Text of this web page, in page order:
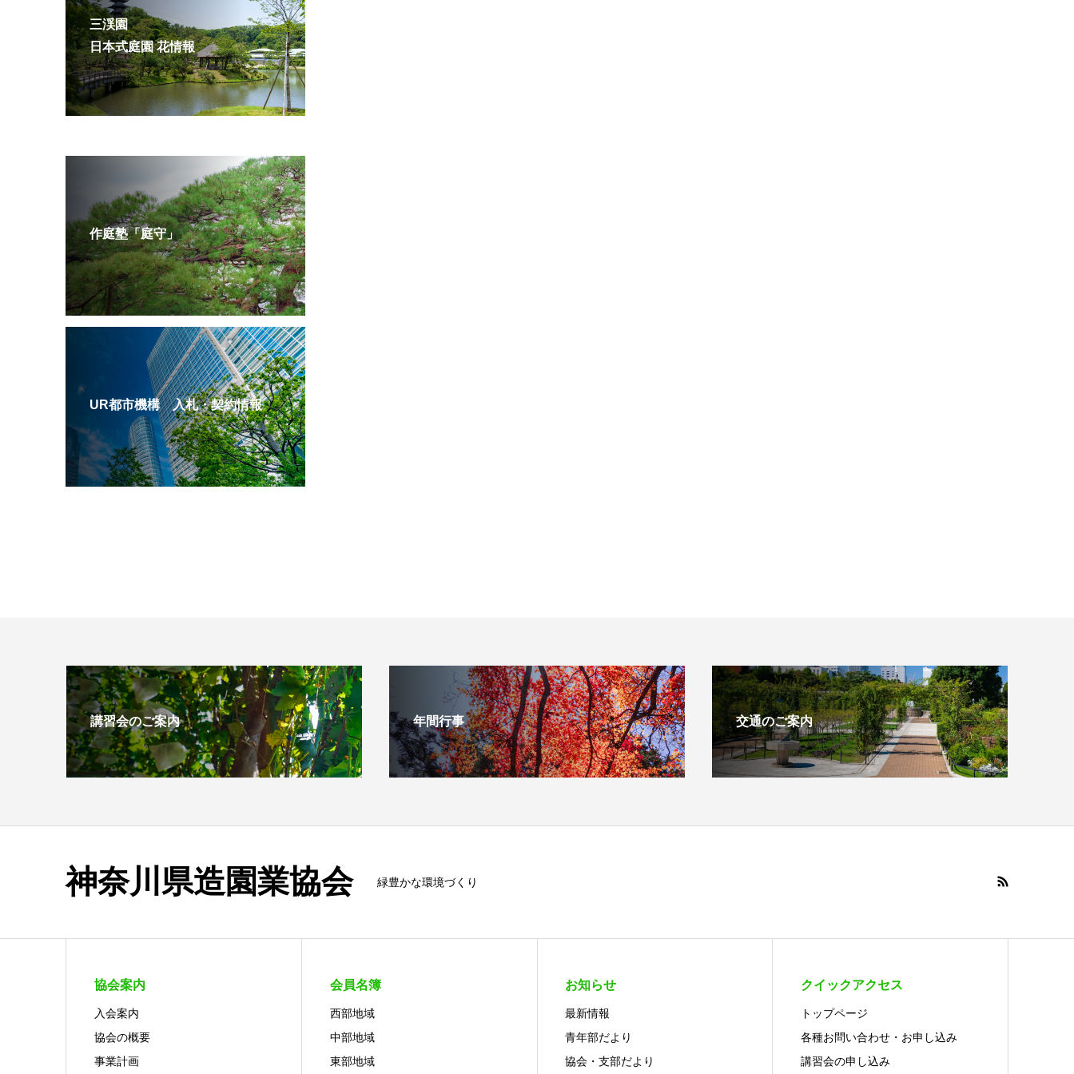
三渓園
日本式庭園 花情報
作庭塾「庭守」
UR都市機構 入札・契約情報
講習会のご案内 年間行事 交通のご案内
神奈川県造園業協会 緑豊かな環境づくり
協会案内
入会案内
協会の概要
事業計画
会員名簿
西部地域
中部地域
東部地域
お知らせ
最新情報
青年部だより
協会・支部だより
クイックアクセス
トップページ
各種お問い合わせ・お申し込み
講習会の申し込み